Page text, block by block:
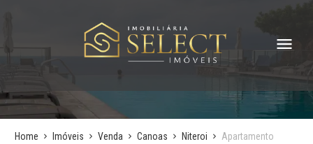
Home Imóveis Venda Canoas Niteroi Apartamento